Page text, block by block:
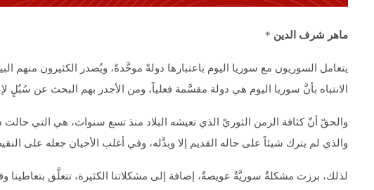
ماهر شرف الدين *
يتعامل السوريون مع سوريا اليوم باعتبارها دولةً موحَّدةً، ويُصدر الكثيرون منهم
الانتباه بأنَّ سوريا اليوم هي دولة مقسَّمة فعلياً، ومن الأجدر بهم البحث عن سُبُلٍ
والحقّ أنّ كثافة الزمن الثوريّ الذي تعيشه البلاد منذ تسع سنوات، هي التي حالت
والذي لم يترك شيئاً على حاله القديم إلا وبدَّله، وفي أغلب الأحيان جعله على
لذلك، برزت مشكلةٌ سوريَّةٌ عويصةٌ، إضافة إلى مشكلاتنا الكثيرة، تتعلَّق